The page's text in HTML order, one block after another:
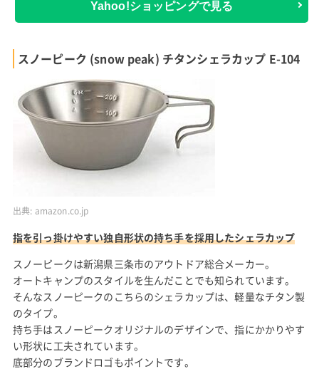
Yahoo!ショッピングで見る
スノーピーク (snow peak) チタンシェラカップ E-104
出典: amazon.co.jp
指を引っ掛けやすい独自形状の持ち手を採用したシェラカップ
スノーピークは新潟県三条市のアウトドア総合メーカー。
オートキャンプのスタイルを生んだことでも知られています。
そんなスノーピークのこちらのシェラカップは、軽量なチタン製
のタイプ。
持ち手はスノーピークオリジナルのデザインで、指にかかりやす
い形状に工夫されています。
底部分のブランドロゴもポイントです。